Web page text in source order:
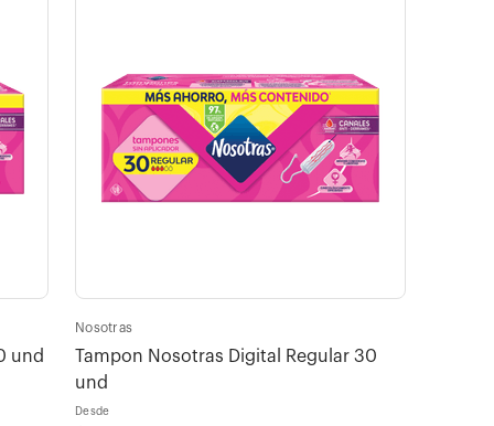
und
Nosotras
Tampon Nosotras Digital Regular 30
und
Desde